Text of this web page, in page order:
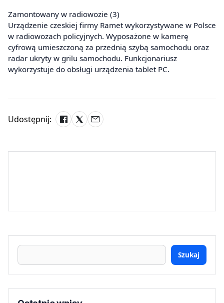
Zamontowany w radiowozie (3)
Urządzenie czeskiej firmy Ramet wykorzystywane w Polsce
w radiowozach policyjnych. Wyposażone w kamerę
cyfrową umieszczoną za przednią szybą samochodu oraz
radar ukryty w grilu samochodu. Funkcjonariusz
wykorzystuje do obsługi urządzenia tablet PC.
Udostępnij:
Szukaj